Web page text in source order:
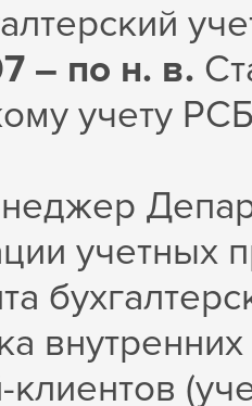
– по н. в.
учетных